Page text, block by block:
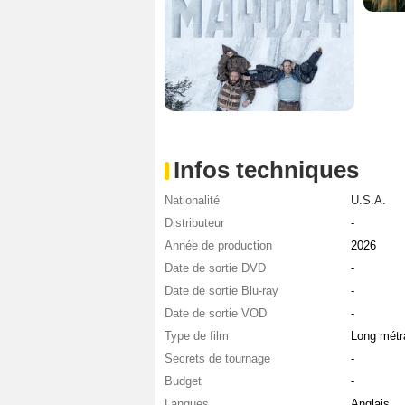
Infos techniques
Nationalité
U.S.A.
Distributeur
-
Année de production
2026
Date de sortie DVD
-
Date de sortie Blu-ray
-
Date de sortie VOD
-
Type de film
Long
Secrets de tournage
-
Budget
-